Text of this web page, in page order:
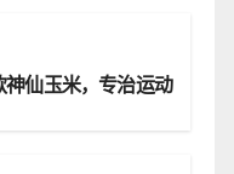
仙玉米，专治运动